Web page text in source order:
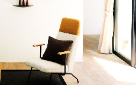
HOUSE
LINE-
UP